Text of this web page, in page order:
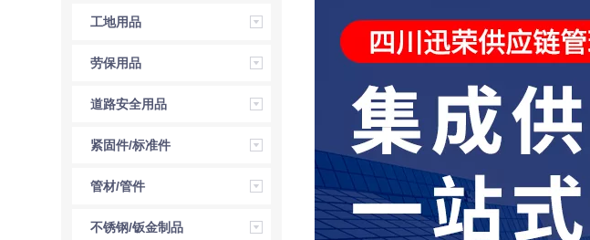
压工具
工地用品
劳保用品
道路安全用品
紧固件/标准件
管材/管件
不锈钢/钣金制品